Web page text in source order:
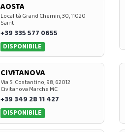
AOSTA
Località Grand Chemin, 30, 11020
Saint
+39 335 577 0655
DISPONIBILE
CIVITANOVA
Via S. Costantino, 98, 62012
Civitanova Marche MC
+39 349 28 11 427
DISPONIBILE